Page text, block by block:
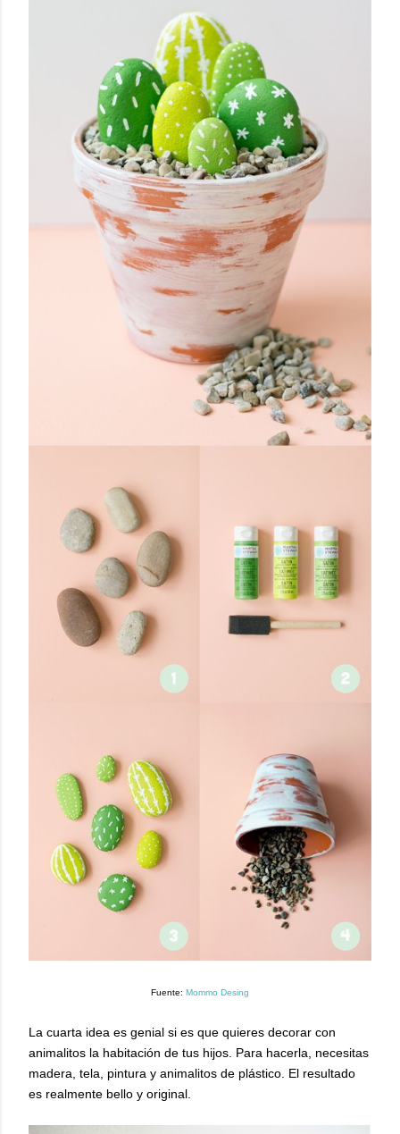
Fuente: Mommo Desing
La cuarta idea es genial si es que quieres decorar con
animalitos la habitación de tus hijos. Para hacerla, necesitas
madera, tela, pintura y animalitos de plástico. El resultado
es realmente bello y original.